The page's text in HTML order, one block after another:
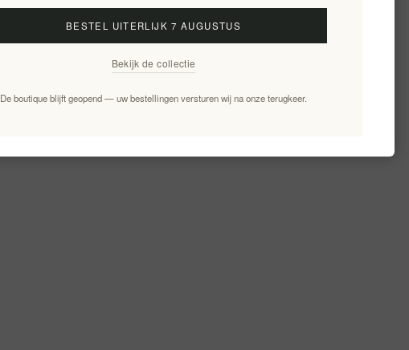
BESTEL UITERLIJK 7 AUGUSTUS
Bekijk de collectie
De boutique blijft geopend — uw bestellingen versturen wij na onze terugkeer.